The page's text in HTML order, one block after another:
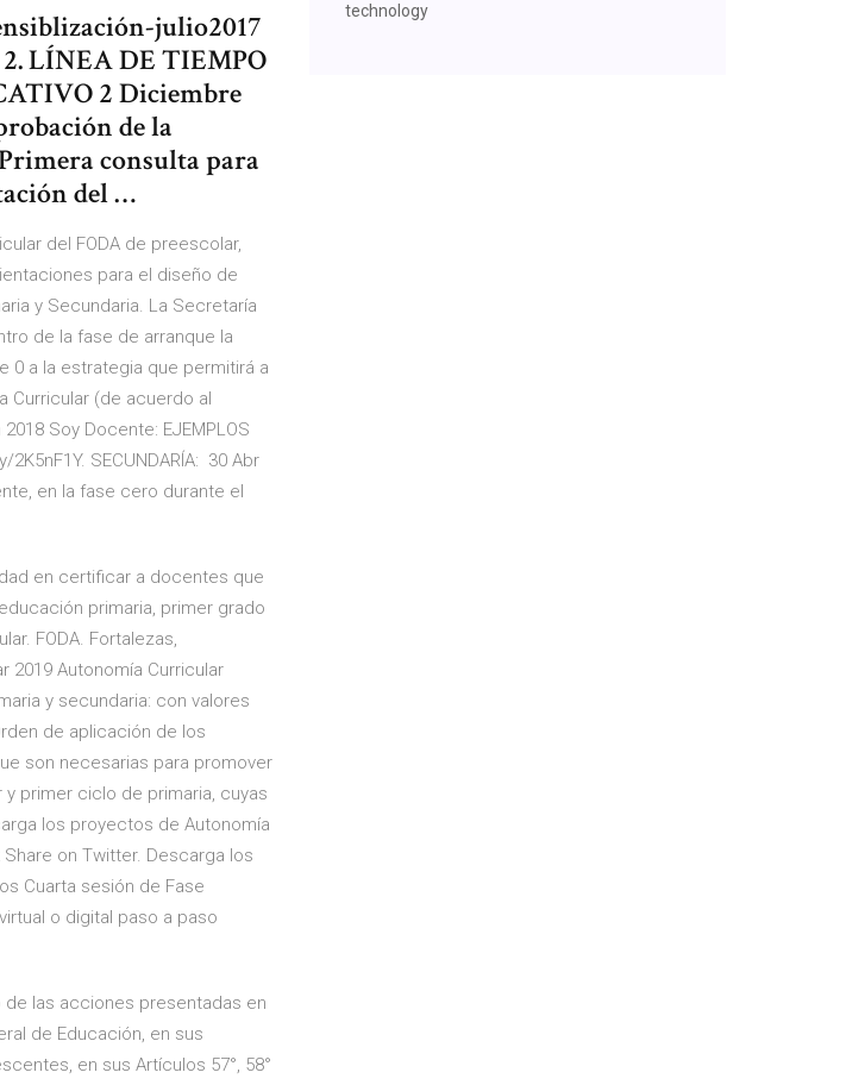
julio2017
LÍNEA DE TIEMPO
2 Diciembre
de la
consulta para
del …
del FODA de preescolar,
para el diseño de
y Secundaria. La Secretaría
de la fase de arranque la
0 a la estrategia que permitirá a
Curricular (de acuerdo al
Soy Docente: EJEMPLOS
2K5nF1Y. SECUNDARÍA: 30 Abr
en la fase cero durante el
en certificar a docentes que
primaria, primer grado
FODA. Fortalezas,
2019 Autonomía Curricular
y secundaria: con valores
de aplicación de los
son necesarias para promover
primer ciclo de primaria, cuyas
los proyectos de Autonomía
Share on Twitter. Descarga los
Cuarta sesión de Fase
o digital paso a paso
de las acciones presentadas en
de Educación, en sus
en sus Artículos 57°, 58°
technology